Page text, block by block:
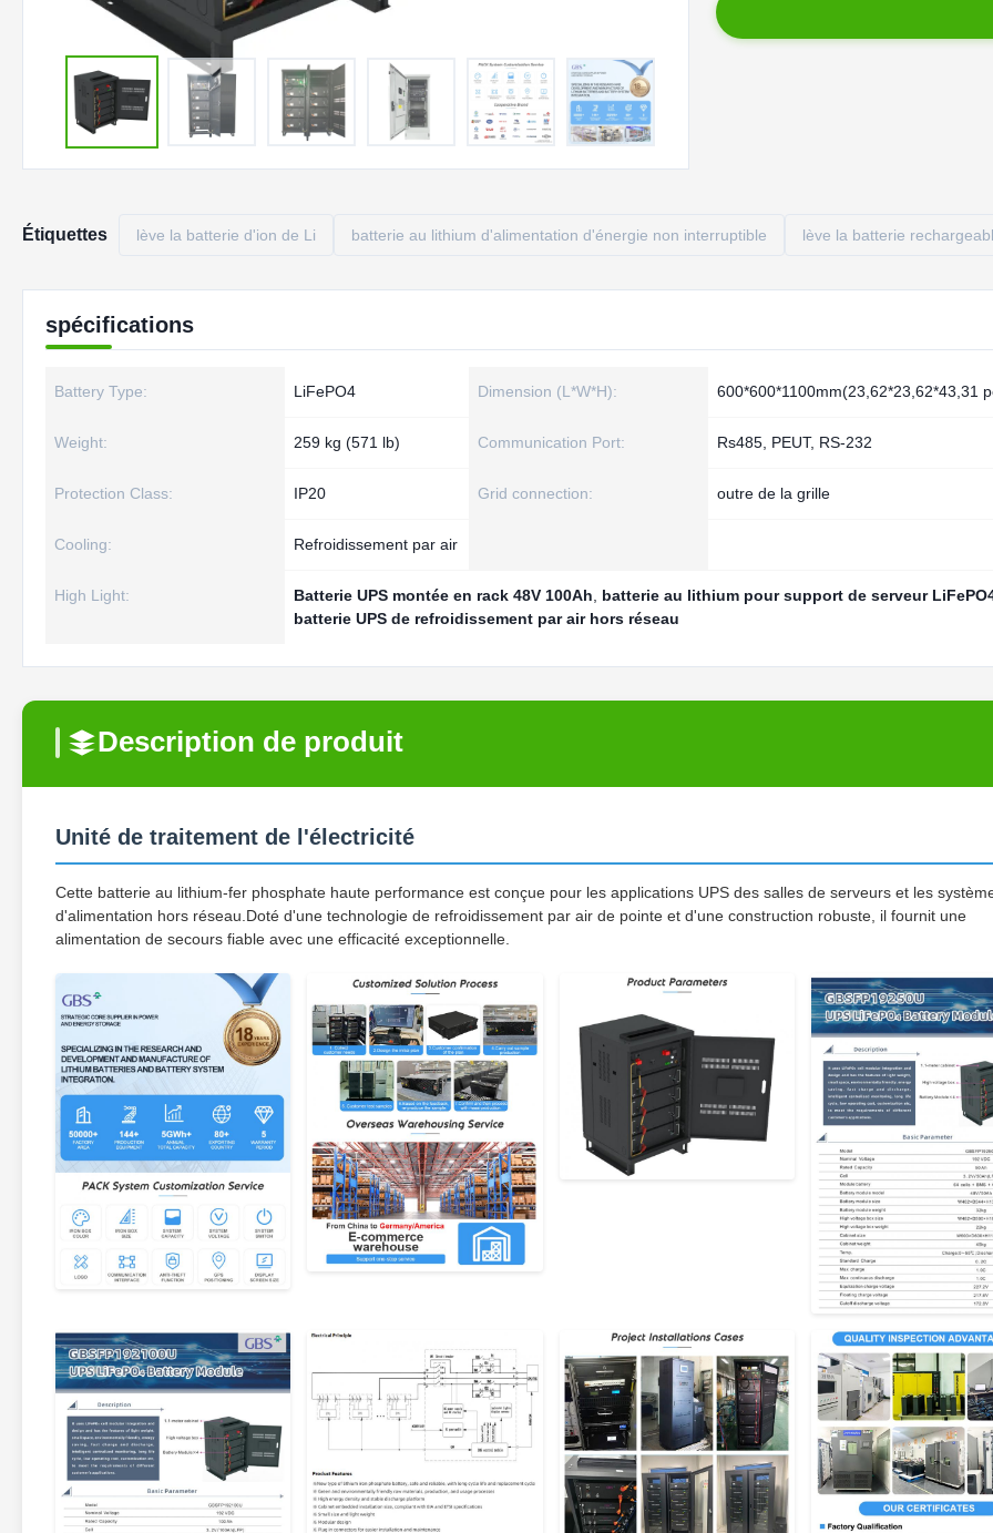
Étiquettes lève la batterie d'ion de Li batterie au lithium d'alimentation d'énergie non interruptible lève la batterie
spécifications
Battery Type: LiFePO4 Dimension (L*W*H): 600*600*1100mm(23,62*23,62*43,31
Weight: 259 kg (571 lb) Communication Port: Rs485, PEUT, RS-232
Protection Class: IP20 Grid connection: outre de la grille
Cooling: Refroidissement par air
High Light: Batterie UPS montée en rack 48V 100Ah
batterie au lithium pour support de serveur
batterie UPS de refroidissement par air hors réseau
Description de produit
Unité de traitement de l'électricité
Cette batterie au lithium-fer phosphate haute performance est conçue pour les applications UPS des salles de serveurs et les
d'alimentation hors réseau.Doté d'une technologie de refroidissement par air de pointe et d'une construction robuste, il fournit une
alimentation de secours fiable avec une efficacité exceptionnelle.